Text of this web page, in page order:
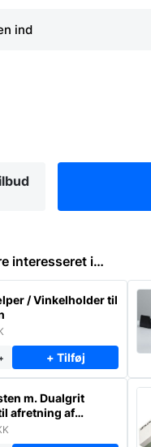
ind
interesseret i…
/ Vinkelholder til
+ + Tilføj
m. Dualgrit
afretning af